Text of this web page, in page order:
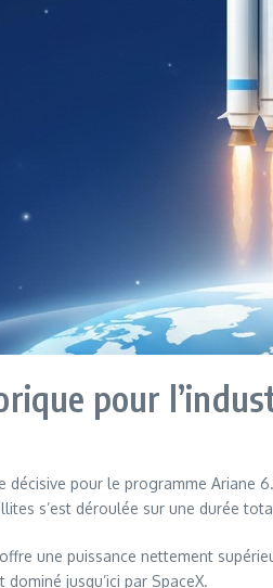
pour
décisive pour le programme
s’est déroulée sur une durée
une puissance nettement
jusqu’ici par SpaceX.